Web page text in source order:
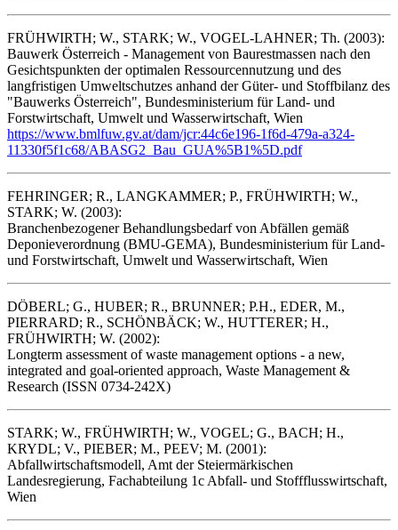
FRÜHWIRTH; W., STARK; W., VOGEL-LAHNER; Th. (2003):
Bauwerk Österreich - Management von Baurestmassen nach den
Gesichtspunkten der optimalen Ressourcennutzung und des
langfristigen Umweltschutzes anhand der Güter- und Stoffbilanz des
"Bauwerks Österreich", Bundesministerium für Land- und
Forstwirtschaft, Umwelt und Wasserwirtschaft, Wien
https://www.bmlfuw.gv.at/dam/jcr:44c6e196-1f6d-479a-a324-
11330f5f1c68/ABASG2_Bau_GUA%5B1%5D.pdf
FEHRINGER; R., LANGKAMMER; P., FRÜHWIRTH; W.,
STARK; W. (2003):
Branchenbezogener Behandlungsbedarf von Abfällen gemäß
Deponieverordnung (BMU-GEMA), Bundesministerium für Land-
und Forstwirtschaft, Umwelt und Wasserwirtschaft, Wien
DÖBERL; G., HUBER; R., BRUNNER; P.H., EDER, M.,
PIERRARD; R., SCHÖNBÄCK; W., HUTTERER; H.,
FRÜHWIRTH; W. (2002):
Longterm assessment of waste management options - a new,
integrated and goal-oriented approach, Waste Management &
Research (ISSN 0734-242X)
STARK; W., FRÜHWIRTH; W., VOGEL; G., BACH; H.,
KRYDL; V., PIEBER; M., PEEV; M. (2001):
Abfallwirtschaftsmodell, Amt der Steiermärkischen
Landesregierung, Fachabteilung 1c Abfall- und Stoffflusswirtschaft,
Wien